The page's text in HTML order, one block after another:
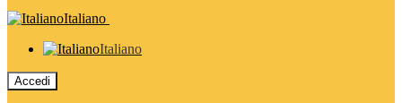
Italiano
Italiano
Accedi